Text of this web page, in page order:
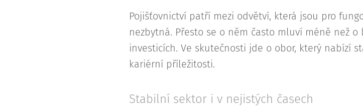
Pojišťovnictví patří mezi odvětví, která jsou pro
nezbytná. Přesto se o něm často mluví méně než
investicích. Ve skutečnosti jde o obor, který nabízí
kariérní příležitosti.
Stabilní sektor i v nejistých časech